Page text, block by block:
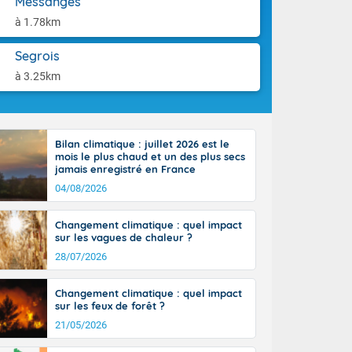
à 1.78km
Segrois
à 3.25km
l'après-
14
il fait
30 à 35
Bilan climatique : juillet 2026 est le
mois le plus chaud et un des plus secs
jamais enregistré en France
04/08/2026
Changement climatique : quel impact
sur les vagues de chaleur ?
28/07/2026
Changement climatique : quel impact
sur les feux de forêt ?
21/05/2026